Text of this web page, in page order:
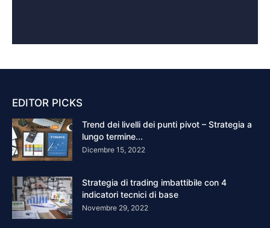
EDITOR PICKS
Trend dei livelli dei punti pivot – Strategia a
lungo termine...
Dicembre 15, 2022
Strategia di trading imbattibile con 4
indicatori tecnici di base
Novembre 29, 2022